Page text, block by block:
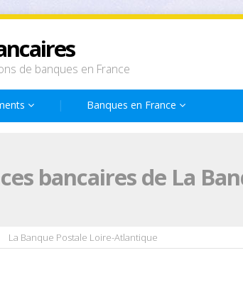
de banques en France
Banques en France
bancaires de La
La Banque Postale Loire-Atlantique